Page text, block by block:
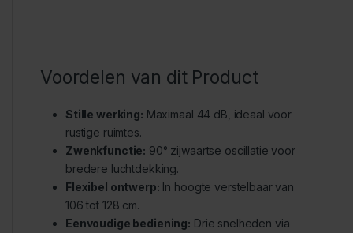
Voordelen van dit Product
Stille werking: Maximaal 44 dB, ideaal voor
rustige ruimtes.
Zwenkfunctie: 90° zijwaartse oscillatie voor
bredere luchtdekking.
Flexibel ontwerp: In hoogte verstelbaar van
106 tot 128 cm.
Eenvoudige bediening: Drie snelheden via